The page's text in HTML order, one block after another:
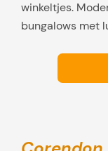
winkeltjes.
bungalows met